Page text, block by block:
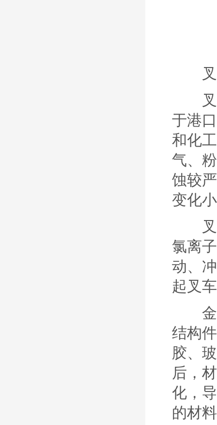
叉车
叉车
于港
和化
气、
蚀较
变化
叉车
氯离
动、
起叉
金属
结构
胶、
后，
化，
的材